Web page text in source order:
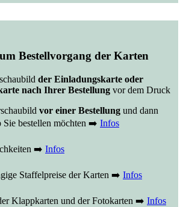
Bestellvorgang der Karten
der Einladungskarte oder
nach Ihrer Bestellung vor dem Druck
vor einer Bestellung und dann
Sie bestellen möchten ➡️ Infos
➡️ Infos
Staffelpreise der Karten ➡️ Infos
Klappkarten und der Fotokarten ➡️ Infos